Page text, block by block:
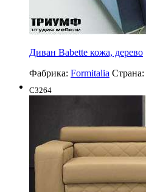
Диван Babette кожа, дерево
Фабрика: Formitalia Страна:
C3264